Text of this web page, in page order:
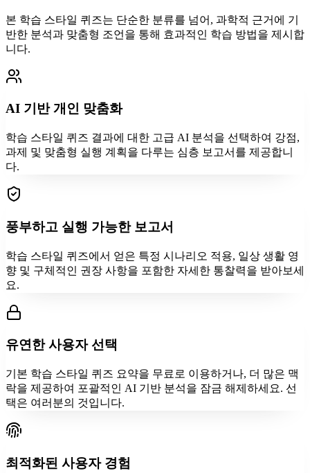
본 학습 스타일 퀴즈는 단순한 분류를 넘어, 과학적 근거에 기
반한 분석과 맞춤형 조언을 통해 효과적인 학습 방법을 제시합
니다.
AI 기반 개인 맞춤화
학습 스타일 퀴즈 결과에 대한 고급 AI 분석을 선택하여 강점,
과제 및 맞춤형 실행 계획을 다루는 심층 보고서를 제공합니
다.
풍부하고 실행 가능한 보고서
학습 스타일 퀴즈에서 얻은 특정 시나리오 적용, 일상 생활 영
향 및 구체적인 권장 사항을 포함한 자세한 통찰력을 받아보세
요.
유연한 사용자 선택
기본 학습 스타일 퀴즈 요약을 무료로 이용하거나, 더 많은 맥
락을 제공하여 포괄적인 AI 기반 분석을 잠금 해제하세요. 선
택은 여러분의 것입니다.
최적화된 사용자 경험